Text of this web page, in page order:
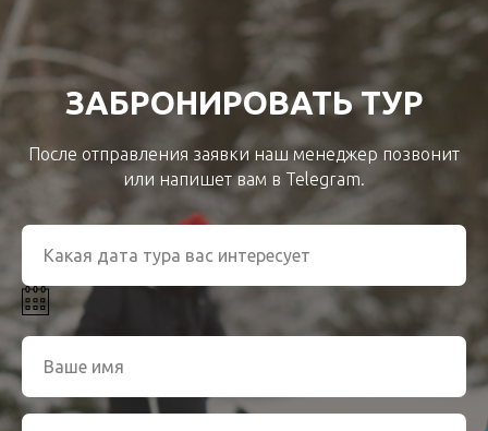
ЗАБРОНИРОВАТЬ ТУР
После отправления заявки наш менеджер позвонит
или напишет вам в Telegram.